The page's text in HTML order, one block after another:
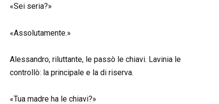
«Sei seria?»
«Assolutamente.»
Alessandro, riluttante, le passò le chiavi. Lavinia le
controllò: la principale e la di riserva.
«Tua madre ha le chiavi?»